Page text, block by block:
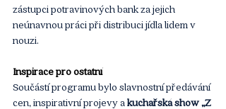
zástupci potravinových bank za jejich
neúnavnou práci při distribuci jídla lidem v
nouzi.
Inspirace pro ostatní
Součástí programu bylo slavnostní předávání
cen, inspirativní projevy a kuchařská show „Z